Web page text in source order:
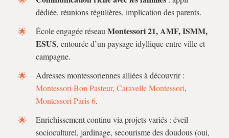
dédiée, réunions régulières, implication des parents.
École engagée réseau Montessori 21, AMF, ISMM,
ESUS, entourée d’un paysage idyllique entre ville et
campagne.
Adresses montessoriennes alliées à découvrir :
Montessori Bon Pasteur, Caravelle Montessori,
Montessori Paris 6.
Enrichissement continu via projets variés : éveil
socioculturel, jardinage, secourisme des doudous (oui,